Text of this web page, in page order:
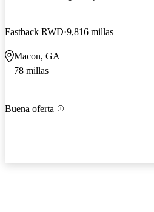
Fastback RWD 9,816 millas
Macon, GA
78 millas
Buena oferta